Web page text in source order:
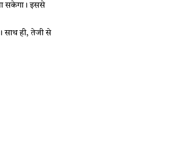
सकेगा। इससे
साथ ही, तेजी से